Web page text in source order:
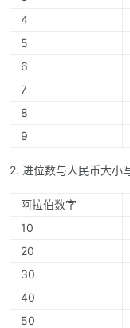
4
5
6
7
8
9
2. 进位数与人民币大小
阿拉伯数字
10
20
30
40
50